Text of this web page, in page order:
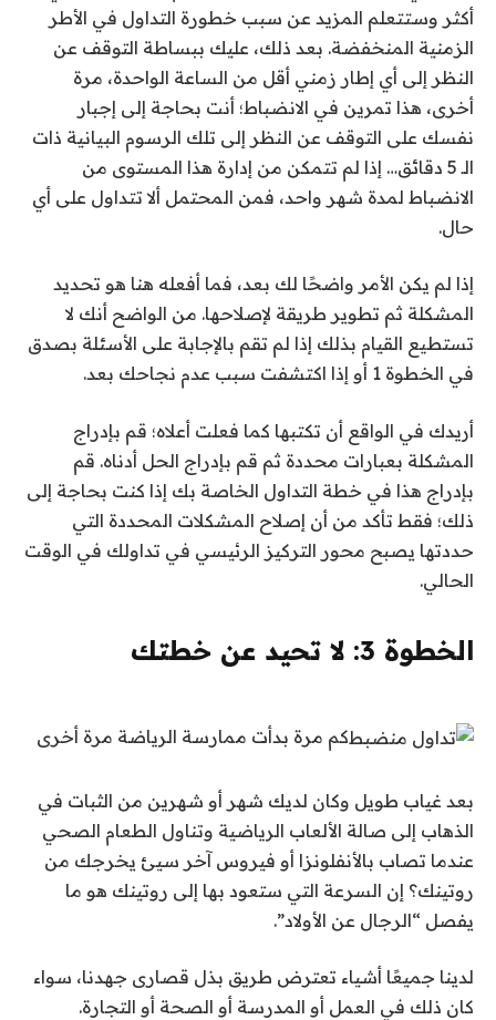
أكثر وستتعلم المزيد عن سبب خطورة التداول في الأطر
الزمنية المنخفضة. بعد ذلك، عليك ببساطة التوقف عن
النظر إلى أي إطار زمني أقل من الساعة الواحدة، مرة
أخرى، هذا تمرين في الانضباط؛ أنت بحاجة إلى إجبار
نفسك على التوقف عن النظر إلى تلك الرسوم البيانية ذات
الـ 5 دقائق… إذا لم تتمكن من إدارة هذا المستوى من
الانضباط لمدة شهر واحد، فمن المحتمل ألا تتداول على أي
حال.
إذا لم يكن الأمر واضحًا لك بعد، فما أفعله هنا هو تحديد
المشكلة ثم تطوير طريقة لإصلاحها. من الواضح أنك لا
تستطيع القيام بذلك إذا لم تقم بالإجابة على الأسئلة بصدق
في الخطوة 1 أو إذا اكتشفت سبب عدم نجاحك بعد.
أريدك في الواقع أن تكتبها كما فعلت أعلاه؛ قم بإدراج
المشكلة بعبارات محددة ثم قم بإدراج الحل أدناه. قم
بإدراج هذا في خطة التداول الخاصة بك إذا كنت بحاجة إلى
ذلك؛ فقط تأكد من أن إصلاح المشكلات المحددة التي
حددتها يصبح محور التركيز الرئيسي في تداولك في الوقت
الحالي.
الخطوة 3: لا تحيد عن خطتك
كم مرة بدأت ممارسة الرياضة مرة أخرى
بعد غياب طويل وكان لديك شهر أو شهرين من الثبات في
الذهاب إلى صالة الألعاب الرياضية وتناول الطعام الصحي
عندما تصاب بالأنفلونزا أو فيروس آخر سيئ يخرجك من
روتينك؟ إن السرعة التي ستعود بها إلى روتينك هو ما
يفصل “الرجال عن الأولاد”.
لدينا جميعًا أشياء تعترض طريق بذل قصارى جهدنا، سواء
كان ذلك في العمل أو المدرسة أو الصحة أو التجارة.